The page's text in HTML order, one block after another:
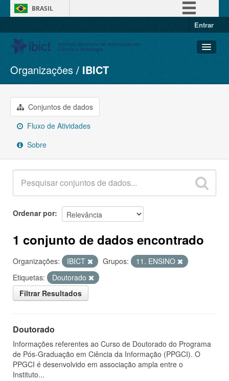
BRASIL
Entrar
Conjuntos de dados
Organizações
Grupos
Sobre
Organizações IBICT
Conjuntos de dados
Fluxo de Atividades
Sobre
Ordenar por
1 conjunto de dados encontrado
Organizações: IBICT Grupos:
11. ENSINO
Etiquetas:
Doutorado
Filtrar Resultados
Doutorado
Informações referentes ao Curso de Doutorado do Programa
de Pós-Graduação em Ciência da Informação (PPGCI). O
PPGCI é desenvolvido em associação ampla entre o
Instituto...